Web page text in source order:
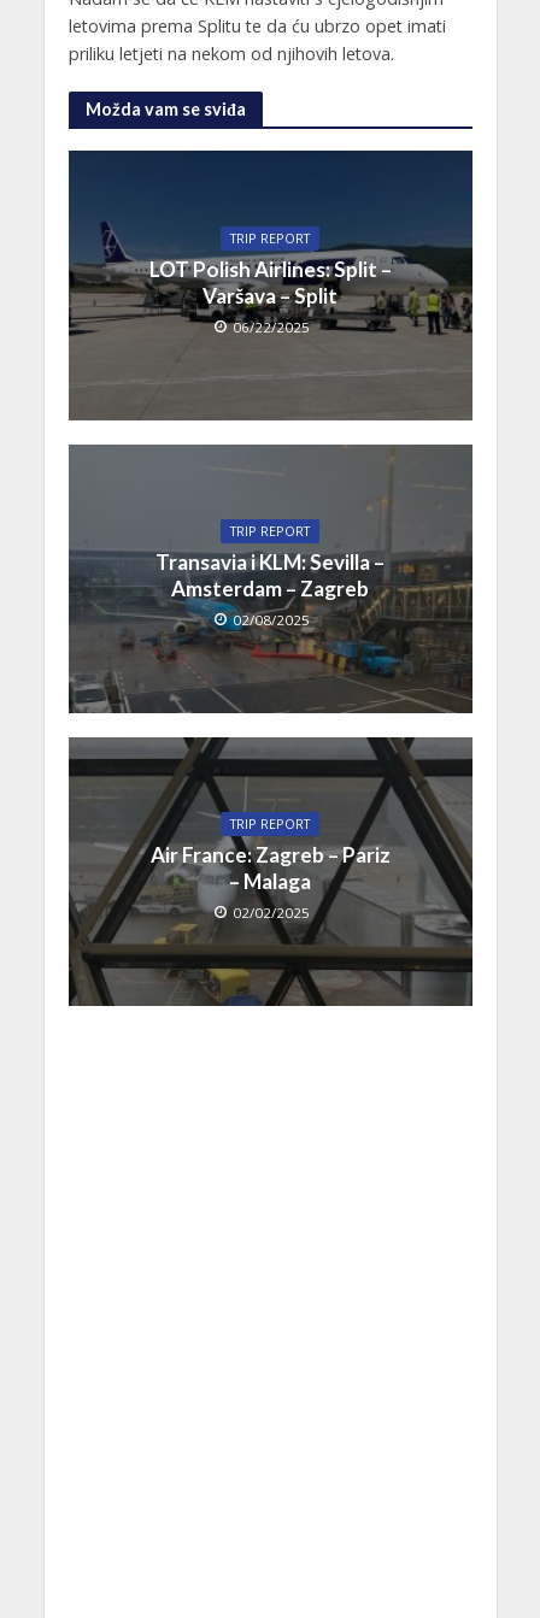
letovima prema Splitu te da ću ubrzo opet imati
priliku letjeti na nekom od njihovih letova.
Možda vam se sviđa
TRIP REPORT
LOT Polish Airlines: Split –
Varšava – Split
06/22/2025
TRIP REPORT
Transavia i KLM: Sevilla –
Amsterdam – Zagreb
02/08/2025
TRIP REPORT
Air France: Zagreb – Pariz
– Malaga
02/02/2025